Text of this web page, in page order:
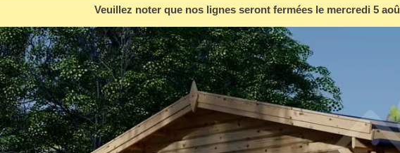
Veuillez noter que nos lignes seront fermées le mercredi 5